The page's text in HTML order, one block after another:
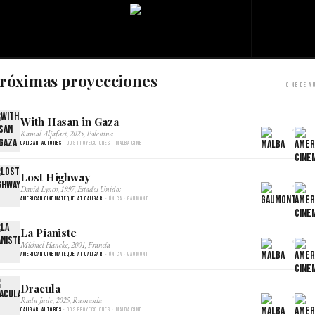
proyecciones Cine de
With Hasan in Gaza
Kamal Aljafari, 2025, Palestina
Caligari Autores · Dos proyecciones · Malba Cine
×
Lost Highway
David Lynch, 1997, Estados Unidos
American Cinemateque at Caligari · Única · Gaumont
×
La Pianiste
Michael Haneke, 2001, Francia
American Cinemateque at Caligari · Única · Gaumont
×
Dracula
Radu Jude, 2025, Rumania
Caligari Autores · Dos proyecciones · Malba Cine
×